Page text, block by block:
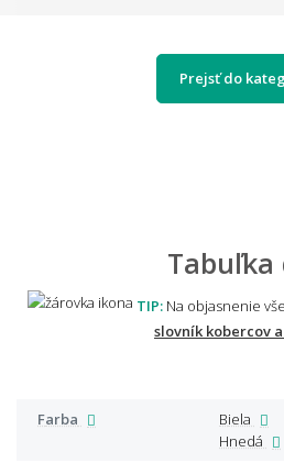
Prejsť do
Tabuľka
TIP: Na objasnenie
slovník kobercov
Farba
Biela
Hnedá